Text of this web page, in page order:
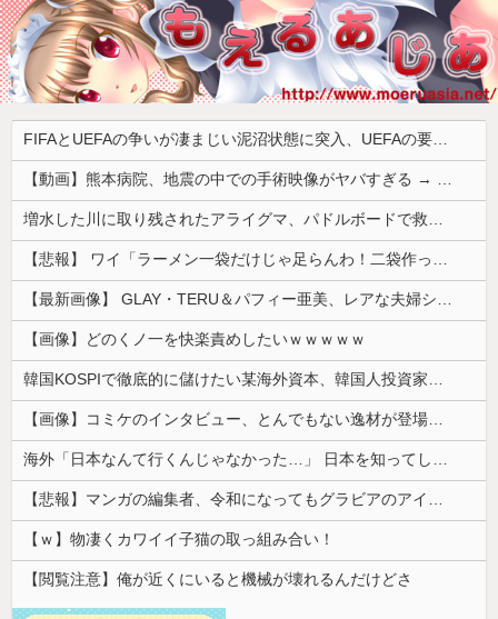
FIFAとUEFAの争いが凄まじい泥沼状態に突入、UEFAの要求を呑んだFIFAだったがUEFA側は強硬姿勢を崩さず……
【動画】熊本病院、地震の中での手術映像がヤバすぎる → 医療機器が飛び交う激震の中で患者を全身で庇う医師らの咄嗟の行動に世界中から絶賛の嵐
増水した川に取り残されたアライグマ、パドルボードで救助されて人の脚の下に潜り込む【海外の反応】
【悲報】 ワイ「ラーメン一袋だけじゃ足らんわ！二袋作ったろ！」→結果ｗｗｗ
【最新画像】 GLAY・TERU＆パフィー亜美、レアな夫婦ショットを公開してしまう！
【画像】どのくノ一を快楽責めしたいｗｗｗｗｗ
韓国KOSPIで徹底的に儲けたい某海外資本、韓国人投資家に楽観的すぎる未来予測を提示して……
【画像】コミケのインタビュー、とんでもない逸材が登場ｗｗｗｗｗｗ 【Pickup07092041】
海外「日本なんて行くんじゃなかった…」 日本を知ってしまったディズニー信者、帰国後『本家』に失望する事態に
【悲報】マンガの編集者、令和になってもグラビアのアイドルを美味しくいただいていた模様。小学館第三者委員会が公表
【ｗ】物凄くカワイイ子猫の取っ組み合い！
【閲覧注意】俺が近くにいると機械が壊れるんだけどさ